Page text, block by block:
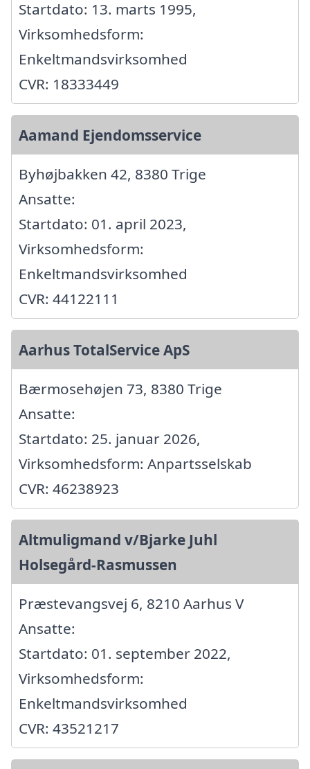
Startdato: 13. marts 1995,
Virksomhedsform:
Enkeltmandsvirksomhed
CVR: 18333449
Aamand Ejendomsservice
Byhøjbakken 42, 8380 Trige
Ansatte:
Startdato: 01. april 2023,
Virksomhedsform:
Enkeltmandsvirksomhed
CVR: 44122111
Aarhus TotalService ApS
Bærmosehøjen 73, 8380 Trige
Ansatte:
Startdato: 25. januar 2026,
Virksomhedsform: Anpartsselskab
CVR: 46238923
Altmuligmand v/Bjarke Juhl
Holsegård-Rasmussen
Præstevangsvej 6, 8210 Aarhus V
Ansatte:
Startdato: 01. september 2022,
Virksomhedsform:
Enkeltmandsvirksomhed
CVR: 43521217